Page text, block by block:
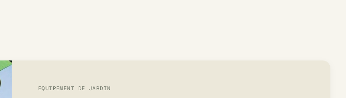
EQUIPEMENT DE JARDIN